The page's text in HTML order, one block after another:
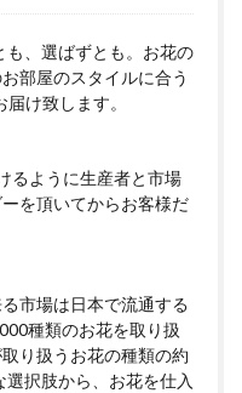
も、選ばずとも。お花の
部屋のスタイルに合う
け致します。
るように生産者と市場
を頂いてからお客様だ
市場は日本で流通する
種類のお花を取り扱
り扱うお花の種類の約
択肢から、お花を仕入